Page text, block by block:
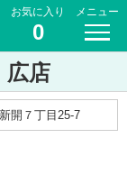
お気に入り
0
メニュー
広店
開７丁目25-7